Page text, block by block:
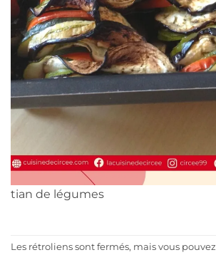
tian de légumes
Les rétroliens sont fermés, mais vous pouvez